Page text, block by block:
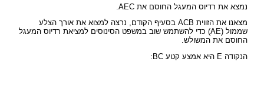
נמצא את רדיוס המעגל החוסם את AEC.
מצאנו את הזווית ACB בסעיף הקודם, נרצה למצוא את אורך הצלע
שממול (AE) כדי להשתמש שוב במשפט הסינוסים למציאת רדיוס המעגל
החוסם את המשולש.
הנקודה E היא אמצע קטע BC: